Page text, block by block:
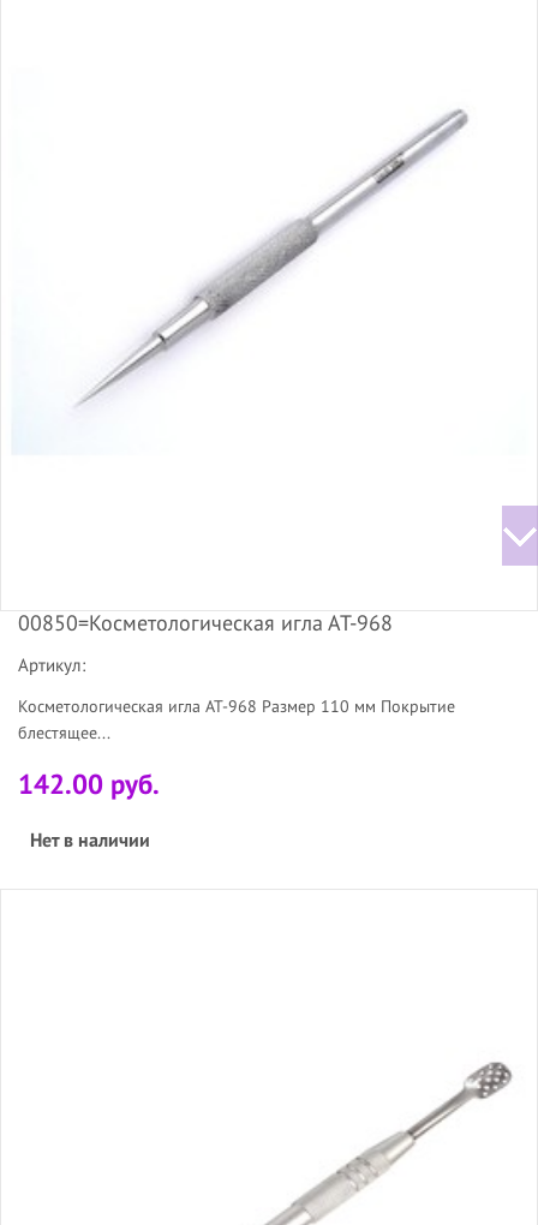
00850=Косметологическая игла АТ-968
Артикул:
Косметологическая игла AT-968 Размер 110 мм Покрытие
блестящее...
142.00 руб.
Нет в наличии